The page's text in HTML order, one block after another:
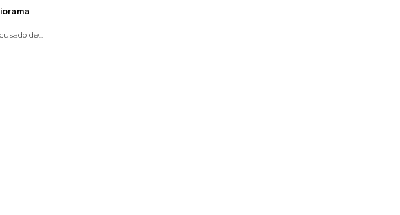
de...